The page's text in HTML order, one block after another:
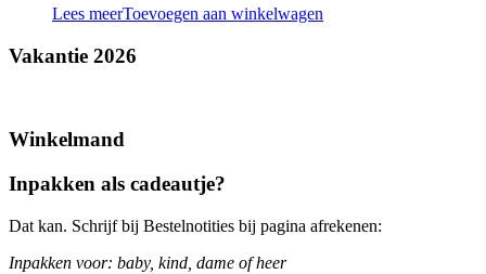
Lees meerToevoegen aan winkelwagen
Vakantie 2026
Winkelmand
Inpakken als cadeautje?
Dat kan. Schrijf bij Bestelnotities bij pagina afrekenen:
Inpakken voor: baby, kind, dame of heer